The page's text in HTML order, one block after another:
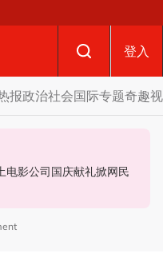
登入
报政治社会国际专题奇趣
甲州选谈不拢 分析: 丹登议席分配恐更艰难
防线 内政部、交